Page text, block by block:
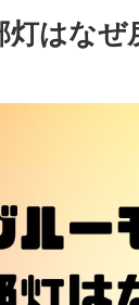
はな